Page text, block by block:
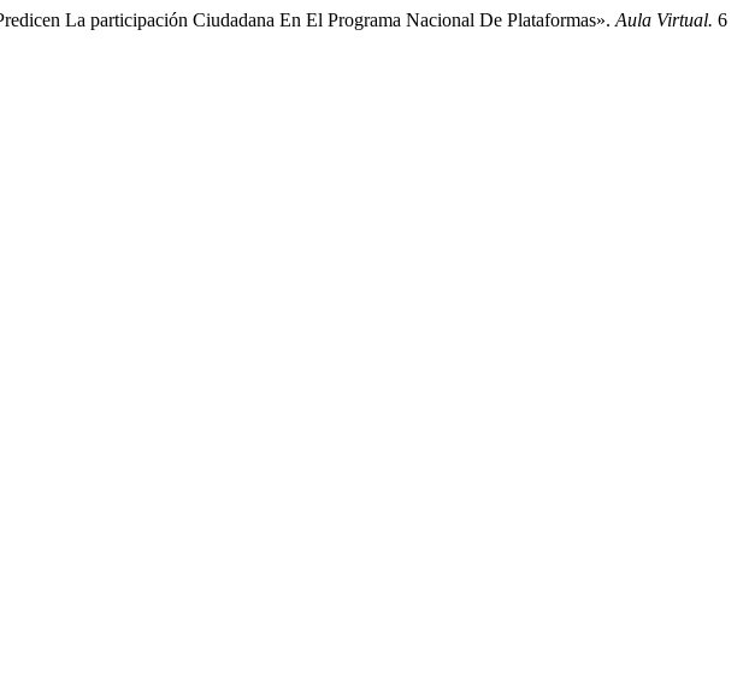
La participación Ciudadana En El Programa Nacional De Plataformas». Aula Virtual. 6